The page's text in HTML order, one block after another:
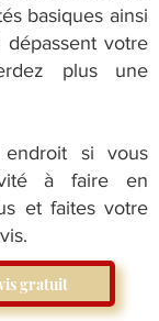
basiques ainsi
votre
plus une
si vous
à faire en
et faites votre
gratuit